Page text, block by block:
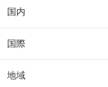
国内
国際
地域